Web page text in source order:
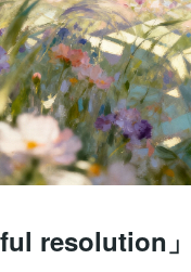
resolution